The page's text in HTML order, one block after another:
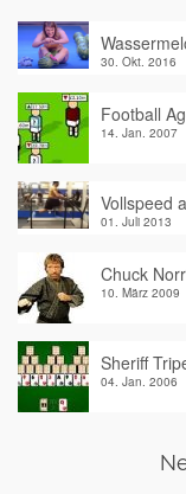
30. Okt. 2016
Football
14. Jan. 2007
Vollspeed
01. Juli 2013
Chuck
10. März 2009
Sheriff
04. Jan. 2006